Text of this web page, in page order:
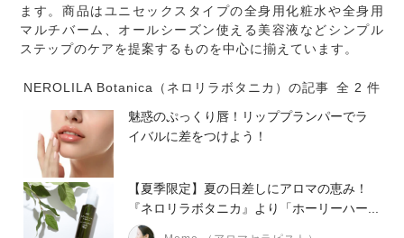
ます。商品はユニセックスタイプの全身用化粧水や全身用
マルチバーム、オールシーズン使える美容液などシンプル
ステップのケアを提案するものを中心に揃えています。
NEROLILA Botanica（ネロリラボタニカ）の記事 全 2 件
魅惑のぷっくり唇！リッププランパーでラ
イバルに差をつけよう！
【夏季限定】夏の日差しにアロマの恵み！
『ネロリラボタニカ』より「ホーリーハー...